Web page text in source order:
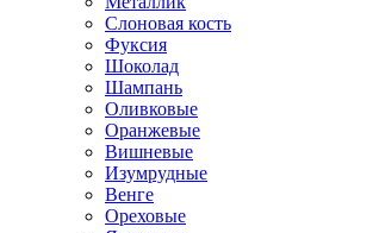
Слоновая кость
Фуксия
Шоколад
Шампань
Оливковые
Оранжевые
Вишневые
Изумрудные
Венге
Ореховые